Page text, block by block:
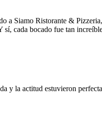
a Siamo Ristorante &
sí, cada bocado fue tan
y la actitud estuvieron